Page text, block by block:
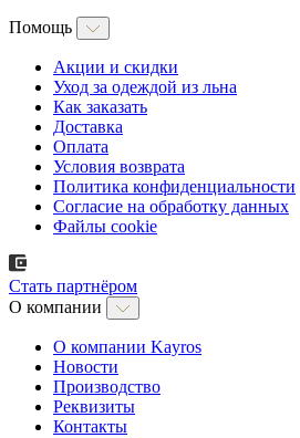
Помощь
Акции и скидки
Уход за одеждой из льна
Как заказать
Доставка
Оплата
Условия возврата
Политика конфиденциальности
Согласие на обработку данных
Файлы cookie
Стать партнёром
О компании
О компании Kayros
Новости
Производство
Реквизиты
Контакты